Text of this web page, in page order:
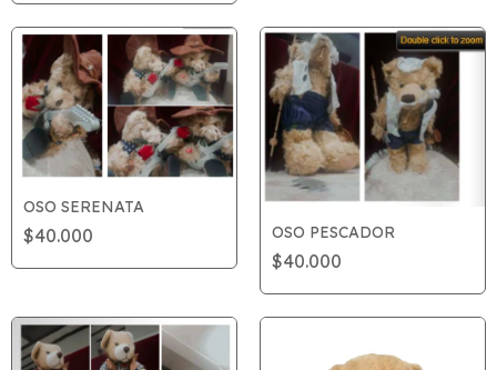
OSO SERENATA
$40.000 OSO PESCADOR
$40.000